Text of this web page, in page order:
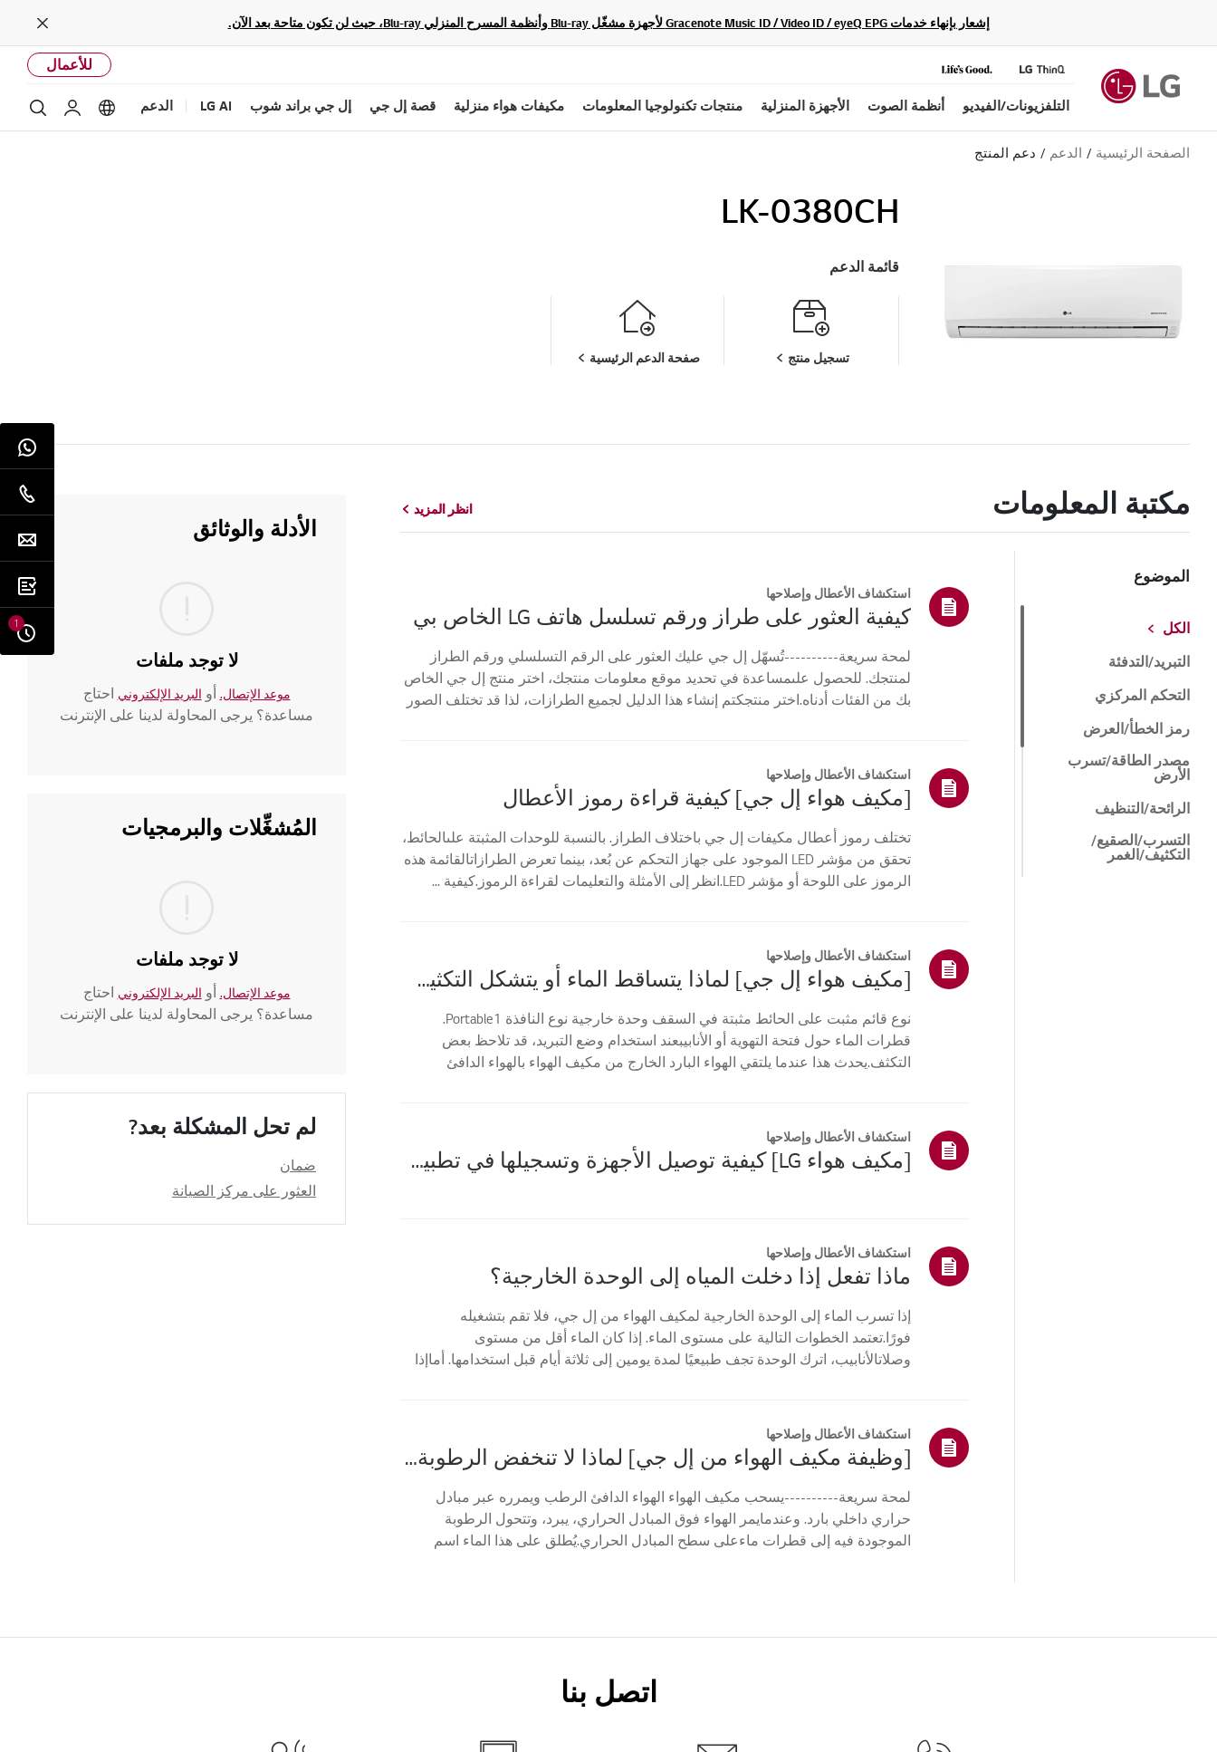
إشعار بإنهاء خدمات Gracenote Music ID / Video ID / eyeQ EPG لأجهزة مشغّل Blu-ray وأنظمة المسرح المنزلي Blu-ray، حيث لن تكون متاحة بعد الآن.
Close
للأعمال
التلفزيونات/الفيديو أنظمة الصوت الأجهزة المنزلية منتجات تكنولوجيا المعلومات مكيفات هواء منزلية قصة إل جي إل جي براند شوب LG AI الدعم optionsحساب
الصفحة الرئيسية الدعم دعم المنتج
LK-0380CH
قائمة الدعم
تسجيل منتج صفحة الدعم الرئيسية
مكتبة المعلومات انظر المزيد
الموضوع
الكل
التبريد/التدفئة
التحكم المركزي
رمز الخطأ/العرض
مصدر الطاقة/تسرب
الأرض
الرائحة/التنظيف
التسرب/الصقيع/
التكثيف/الغمر
استكشاف الأعطال وإصلاحها
كيفية العثور على طراز ورقم تسلسل هاتف LG الخاص بي
لمحة سريعة----------تُسهّل إل جي عليك العثور على الرقم التسلسلي ورقم الطراز
لمنتجك. للحصول علىمساعدة في تحديد موقع معلومات منتجك، اختر منتج إل جي الخاص
بك من الفئات أدناه.اختر منتجكتم إنشاء هذا الدليل لجميع الطرازات، لذا قد تختلف الصور
استكشاف الأعطال وإصلاحها
[مكيف هواء إل جي] كيفية قراءة رموز الأعطال
تختلف رموز أعطال مكيفات إل جي باختلاف الطراز. بالنسبة للوحدات المثبتة علىالحائط،
تحقق من مؤشر LED الموجود على جهاز التحكم عن بُعد، بينما تعرض الطرازاتالقائمة هذه
الرموز على اللوحة أو مؤشر LED.انظر إلى الأمثلة والتعليمات لقراءة الرموز.كيفية ...
استكشاف الأعطال وإصلاحها
[مكيف هواء إل جي] لماذا يتساقط الماء أو يتشكل التكثيف على مكيف الهواء؟
نوع قائم مثبت على الحائط مثبتة في السقف وحدة خارجية نوع النافذة Portable1.
قطرات الماء حول فتحة التهوية أو الأنابيبعند استخدام وضع التبريد، قد تلاحظ بعض
التكثف.يحدث هذا عندما يلتقي الهواء البارد الخارج من مكيف الهواء بالهواء الدافئ
استكشاف الأعطال وإصلاحها
[مكيف هواء LG] كيفية توصيل الأجهزة وتسجيلها في تطبيق LG ThinQ
استكشاف الأعطال وإصلاحها
ماذا تفعل إذا دخلت المياه إلى الوحدة الخارجية؟
إذا تسرب الماء إلى الوحدة الخارجية لمكيف الهواء من إل جي، فلا تقم بتشغيله
فورًا.تعتمد الخطوات التالية على مستوى الماء. إذا كان الماء أقل من مستوى
وصلاتالأنابيب، اترك الوحدة تجف طبيعيًا لمدة يومين إلى ثلاثة أيام قبل استخدامها. أماإذا
استكشاف الأعطال وإصلاحها
[وظيفة مكيف الهواء من إل جي] لماذا لا تنخفض الرطوبة في وضع إزالة الرطوبة؟
لمحة سريعة----------يسحب مكيف الهواء الهواء الدافئ الرطب ويمرره عبر مبادل
حراري داخلي بارد. وعندمايمر الهواء فوق المبادل الحراري، يبرد، وتتحول الرطوبة
الموجودة فيه إلى قطرات ماءعلى سطح المبادل الحراري.يُطلق على هذا الماء اسم
انظر المزيد
الأدلة والوثائق
لا توجد ملفات
موعد الإتصال. أو البريد الإلكتروني احتاج
مساعدة؟ يرجى المحاولة لدينا على الإنترنت
المُشغِّلات والبرمجيات
لا توجد ملفات
موعد الإتصال. أو البريد الإلكتروني احتاج
مساعدة؟ يرجى المحاولة لدينا على الإنترنت
لم تحل المشكلة بعد?
ضمان
العثور على مركز الصيانة
اتصل بنا
1